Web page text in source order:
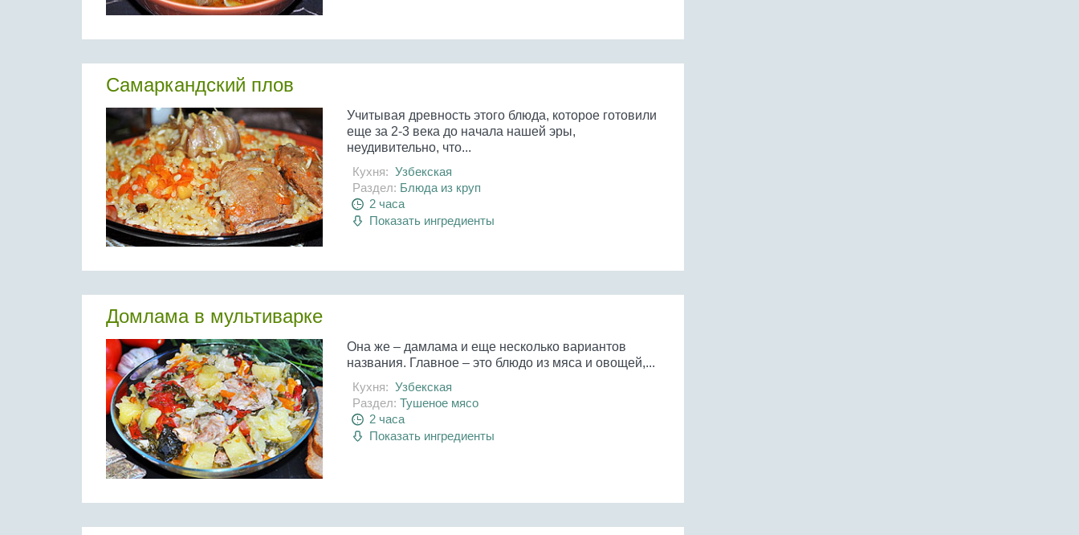
Самаркандский плов
Учитывая древность этого блюда, которое готовили
еще за 2-3 века до начала нашей эры,
неудивительно, что...
Кухня: Узбекская
Раздел: Блюда из круп
2 часа
Показать ингредиенты
Домлама в мультиварке
Она же – дамлама и еще несколько вариантов
названия. Главное – это блюдо из мяса и овощей,...
Кухня: Узбекская
Раздел: Тушеное мясо
2 часа
Показать ингредиенты